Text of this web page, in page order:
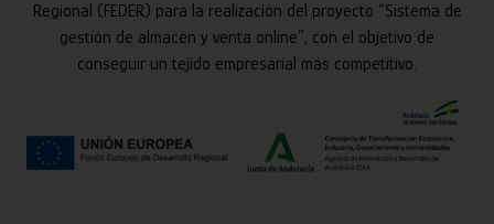
Regional (FEDER) para la realización del proyecto “Sistema de
gestión de almacén y venta online”, con el objetivo de
conseguir un tejido empresarial más competitivo.